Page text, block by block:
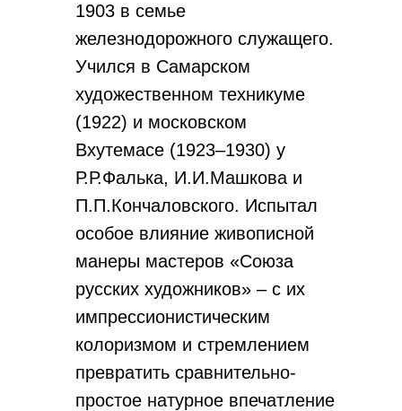
1903 в семье
железнодорожного служащего.
Учился в Самарском
художественном техникуме
(1922) и московском
Вхутемасе (1923–1930) у
Р.Р.Фалька, И.И.Машкова и
П.П.Кончаловского. Испытал
особое влияние живописной
манеры мастеров «Союза
русских художников» – с их
импрессионистическим
колоризмом и стремлением
превратить сравнительно-
простое натурное впечатление